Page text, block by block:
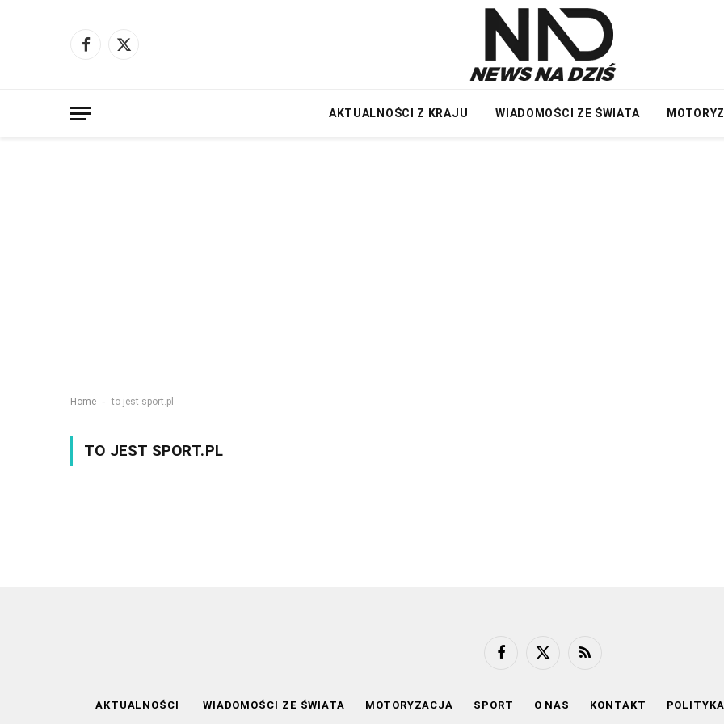
Facebook
X
AKTUALNOŚCI Z KRAJU WIADOMOŚCI ZE ŚWIATA
Home - to jest sport.pl
TO JEST SPORT.PL
FacebookX
RSS
AKTUALNOŚCI WIADOMOŚCI ZE ŚWIATA MOTORYZACJA SPORT O NAS KONTAKT